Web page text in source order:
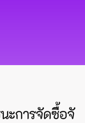
ะการจัดซื้อจั